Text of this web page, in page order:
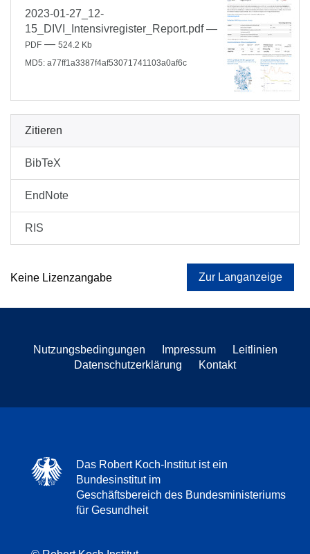
2023-01-27_12-
15_DIVI_Intensivregister_Report.pdf—
PDF — 524.2 Kb
MD5: a77ff1a3387f4af53071741103a0af6c
Zitieren
BibTeX
EndNote
RIS
Keine Lizenzangabe Zur Langanzeige
Nutzungsbedingungen Impressum
Leitlinien
Datenschutzerklärung
Kontakt
Das Robert Koch-Institut ist ein
Bundesinstitut im
Geschäftsbereich des Bundesministeriums
für Gesundheit